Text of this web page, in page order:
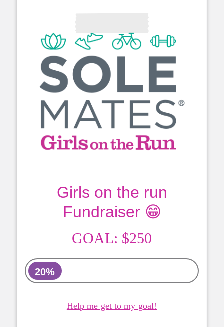
Girls on the run
Fundraiser 😁
GOAL: $250
20%
Help me get to my goal!